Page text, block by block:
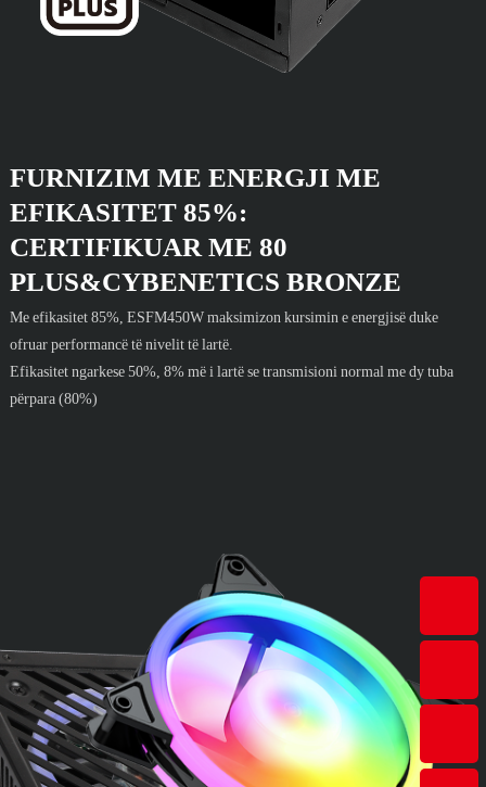
FURNIZIM ME ENERGJI ME
EFIKASITET 85%:
CERTIFIKUAR ME 80
PLUS&CYBENETICS BRONZE
Me efikasitet 85%, ESFM450W maksimizon kursimin e energjisë duke
ofruar performancë të nivelit të lartë.
Efikasitet ngarkese 50%, 8% më i lartë se transmisioni normal me dy tuba
përpara (80%)